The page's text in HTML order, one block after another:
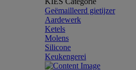
Geëmailleerd gietijzer
Aardewerk
Ketels
Molens
Silicone
Keukengerei